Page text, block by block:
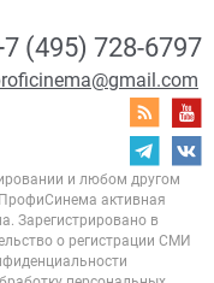
(495) 728-6797
и любом другом
ПрофиСинема активная
Зарегистрировано в
о регистрации СМИ